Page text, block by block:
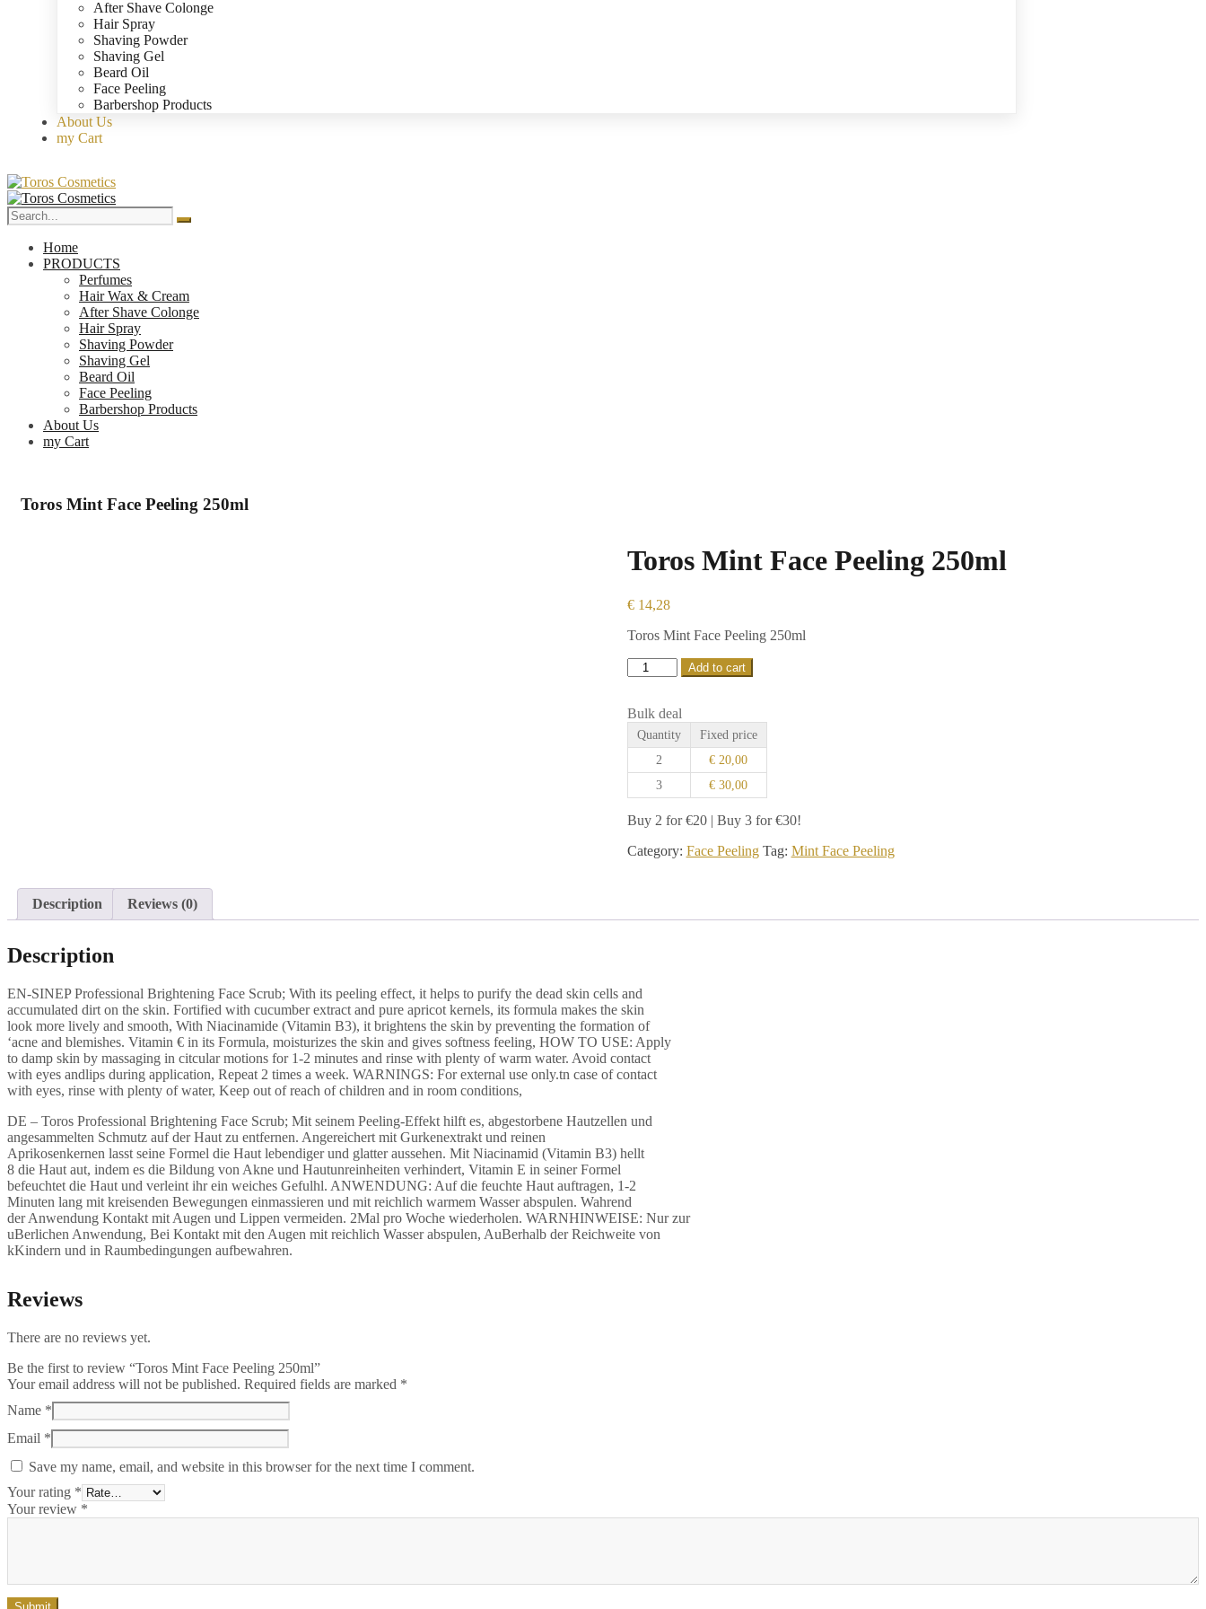
After Shave Colonge
Hair Spray
Shaving Powder
Shaving Gel
Beard Oil
Face Peeling
Barbershop Products
About Us
my Cart
Home
PRODUCTS
Perfumes
Hair Wax & Cream
After Shave Colonge
Hair Spray
Shaving Powder
Shaving Gel
Beard Oil
Face Peeling
Barbershop Products
About Us
my Cart
Toros Mint Face Peeling 250ml
Toros Mint Face Peeling 250ml
€14,28
Toros Mint Face Peeling 250ml
Add to cart
Bulk deal
Quantity
Fixed price
2
€ 20,00
3
€ 30,00
Buy 2 for €20 | Buy 3 for €30!
Category: Face Peeling Tag: Mint Face Peeling
Description Reviews (0)
Description
EN-SINEP Professional Brightening Face Scrub; With its peeling effect, it helps to purify the dead skin cells and
accumulated dirt on the skin. Fortified with cucumber extract and pure apricot kernels, its formula makes the skin
look more lively and smooth, With Niacinamide (Vitamin B3), it brightens the skin by preventing the formation of
‘acne and blemishes. Vitamin € in its Formula, moisturizes the skin and gives softness feeling, HOW TO USE: Apply
to damp skin by massaging in citcular motions for 1-2 minutes and rinse with plenty of warm water. Avoid contact
with eyes andlips during application, Repeat 2 times a week. WARNINGS: For external use only.tn case of contact
with eyes, rinse with plenty of water, Keep out of reach of children and in room conditions,
DE – Toros Professional Brightening Face Scrub; Mit seinem Peeling-Effekt hilft es, abgestorbene Hautzellen und
angesammelten Schmutz auf der Haut zu entfernen. Angereichert mit Gurkenextrakt und reinen
Aprikosenkernen lasst seine Formel die Haut lebendiger und glatter aussehen. Mit Niacinamid (Vitamin B3) hellt
8 die Haut aut, indem es die Bildung von Akne und Hautunreinheiten verhindert, Vitamin E in seiner Formel
befeuchtet die Haut und verleint ihr ein weiches Gefulhl. ANWENDUNG: Auf die feuchte Haut auftragen, 1-2
Minuten lang mit kreisenden Bewegungen einmassieren und mit reichlich warmem Wasser abspulen. Wahrend
der Anwendung Kontakt mit Augen und Lippen vermeiden. 2Mal pro Woche wiederholen. WARNHINWEISE: Nur zur
uBerlichen Anwendung, Bei Kontakt mit den Augen mit reichlich Wasser abspulen, AuBerhalb der Reichweite von
kKindern und in Raumbedingungen aufbewahren.
Reviews
There are no reviews yet.
Be the first to review “Toros Mint Face Peeling 250ml”
Your email address will not be published. Required fields are marked *
Name *
Email *
Save my name, email, and website in this browser for the next time I comment.
Your rating *
Your review *